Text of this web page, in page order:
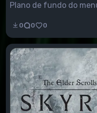
Plano de fundo do
0 0 0